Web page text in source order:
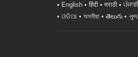
English हिंदी मराठी
ଓଡିଆ
অসমীয়া తెలుగు